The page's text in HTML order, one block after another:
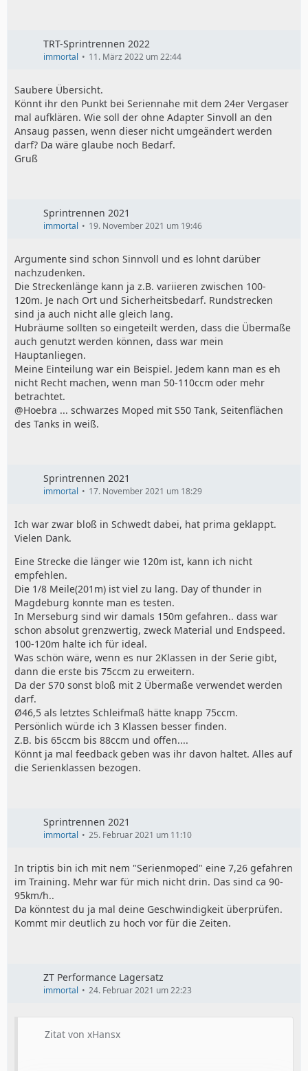
TRT-Sprintrennen 2022
immortal 11. März 2022 um 22:44
Saubere Übersicht.
Könnt ihr den Punkt bei Seriennahe mit dem 24er Vergaser
mal aufklären. Wie soll der ohne Adapter Sinvoll an den
Ansaug passen, wenn dieser nicht umgeändert werden
darf? Da wäre glaube noch Bedarf.
Gruß
Sprintrennen 2021
immortal 19. November 2021 um 19:46
Argumente sind schon Sinnvoll und es lohnt darüber
nachzudenken.
Die Streckenlänge kann ja z.B. variieren zwischen 100-
120m. Je nach Ort und Sicherheitsbedarf. Rundstrecken
sind ja auch nicht alle gleich lang.
Hubräume sollten so eingeteilt werden, dass die Übermaße
auch genutzt werden können, dass war mein
Hauptanliegen.
Meine Einteilung war ein Beispiel. Jedem kann man es eh
nicht Recht machen, wenn man 50-110ccm oder mehr
betrachtet.
@Hoebra ... schwarzes Moped mit S50 Tank, Seitenflächen
des Tanks in weiß.
Sprintrennen 2021
immortal 17. November 2021 um 18:29
Ich war zwar bloß in Schwedt dabei, hat prima geklappt.
Vielen Dank.
Eine Strecke die länger wie 120m ist, kann ich nicht
empfehlen.
Die 1/8 Meile(201m) ist viel zu lang. Day of thunder in
Magdeburg konnte man es testen.
In Merseburg sind wir damals 150m gefahren.. dass war
schon absolut grenzwertig, zweck Material und Endspeed.
100-120m halte ich für ideal.
Was schön wäre, wenn es nur 2Klassen in der Serie gibt,
dann die erste bis 75ccm zu erweitern.
Da der S70 sonst bloß mit 2 Übermaße verwendet werden
darf.
Ø46,5 als letztes Schleifmaß hätte knapp 75ccm.
Persönlich würde ich 3 Klassen besser finden.
Z.B. bis 65ccm bis 88ccm und offen....
Könnt ja mal feedback geben was ihr davon haltet. Alles auf
die Serienklassen bezogen.
Sprintrennen 2021
immortal 25. Februar 2021 um 11:10
In triptis bin ich mit nem "Serienmoped" eine 7,26 gefahren
im Training. Mehr war für mich nicht drin. Das sind ca 90-
95km/h..
Da könntest du ja mal deine Geschwindigkeit überprüfen.
Kommt mir deutlich zu hoch vor für die Zeiten.
ZT Performance Lagersatz
immortal 24. Februar 2021 um 22:23
Zitat von xHansx